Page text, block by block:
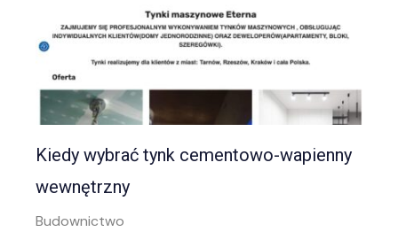
Kiedy wybrać tynk cementowo-wapienny
wewnętrzny
Budownictwo